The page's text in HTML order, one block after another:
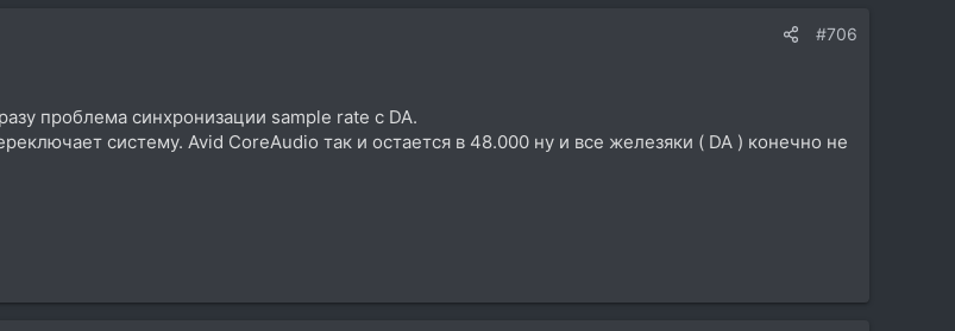
#706
проблема синхронизации sample rate с DA.
систему. Avid CoreAudio так и остается в 48.000 ну и все железяки ( DA ) конечно не